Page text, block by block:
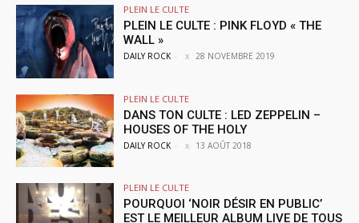
PLEIN LE CULTE
PLEIN LE CULTE : PINK FLOYD « THE
WALL »
DAILY ROCK - 28 NOVEMBRE 2019
PLEIN LE CULTE
DANS TON CULTE : LED ZEPPELIN –
HOUSES OF THE HOLY
DAILY ROCK - 13 AOÛT 2018
PLEIN LE CULTE
POURQUOI ‘NOIR DÉSIR EN PUBLIC’
EST LE MEILLEUR ALBUM LIVE DE TOUS